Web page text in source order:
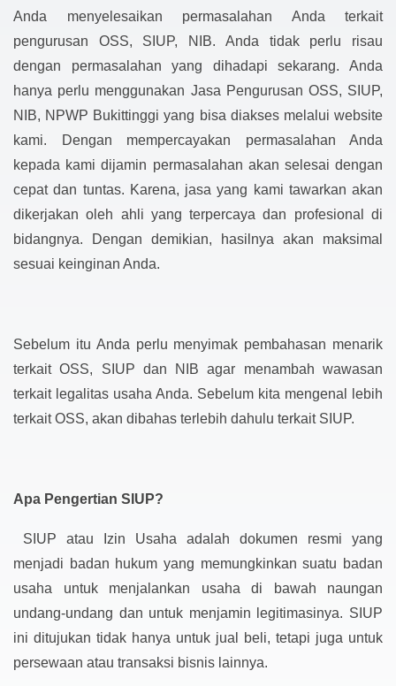
Anda menyelesaikan permasalahan Anda terkait
pengurusan OSS, SIUP, NIB. Anda tidak perlu risau
dengan permasalahan yang dihadapi sekarang. Anda
hanya perlu menggunakan Jasa Pengurusan OSS, SIUP,
NIB, NPWP Bukittinggi yang bisa diakses melalui website
kami. Dengan mempercayakan permasalahan Anda
kepada kami dijamin permasalahan akan selesai dengan
cepat dan tuntas. Karena, jasa yang kami tawarkan akan
dikerjakan oleh ahli yang terpercaya dan profesional di
bidangnya. Dengan demikian, hasilnya akan maksimal
sesuai keinginan Anda.
Sebelum itu Anda perlu menyimak pembahasan menarik
terkait OSS, SIUP dan NIB agar menambah wawasan
terkait legalitas usaha Anda. Sebelum kita mengenal lebih
terkait OSS, akan dibahas terlebih dahulu terkait SIUP.
Apa Pengertian SIUP?
SIUP atau Izin Usaha adalah dokumen resmi yang
menjadi badan hukum yang memungkinkan suatu badan
usaha untuk menjalankan usaha di bawah naungan
undang-undang dan untuk menjamin legitimasinya. SIUP
ini ditujukan tidak hanya untuk jual beli, tetapi juga untuk
persewaan atau transaksi bisnis lainnya.